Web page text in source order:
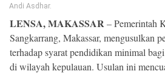
Andi Asdhar.
LENSA, MAKASSAR– Pemerintah
Sangkarrang, Makassar, mengusulkan
terhadap syarat pendidikan minimal
di wilayah kepulauan. Usulan ini